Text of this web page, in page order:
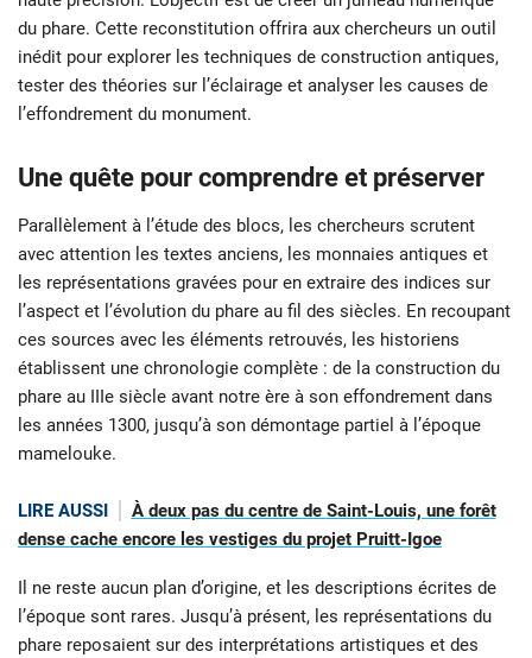
du phare. Cette reconstitution offrira aux chercheurs un outil
inédit pour explorer les techniques de construction antiques,
tester des théories sur l’éclairage et analyser les causes de
l’effondrement du monument.
Une quête pour comprendre et préserver
Parallèlement à l’étude des blocs, les chercheurs scrutent
avec attention les textes anciens, les monnaies antiques et
les représentations gravées pour en extraire des indices sur
l’aspect et l’évolution du phare au fil des siècles. En recoupant
ces sources avec les éléments retrouvés, les historiens
établissent une chronologie complète : de la construction du
phare au IIIe siècle avant notre ère à son effondrement dans
les années 1300, jusqu’à son démontage partiel à l’époque
mamelouke.
LIRE AUSSI
À deux pas du centre de Saint-Louis, une forêt
dense cache encore les vestiges du projet Pruitt-Igoe
Il ne reste aucun plan d’origine, et les descriptions écrites de
l’époque sont rares. Jusqu’à présent, les représentations du
phare reposaient sur des interprétations artistiques et des